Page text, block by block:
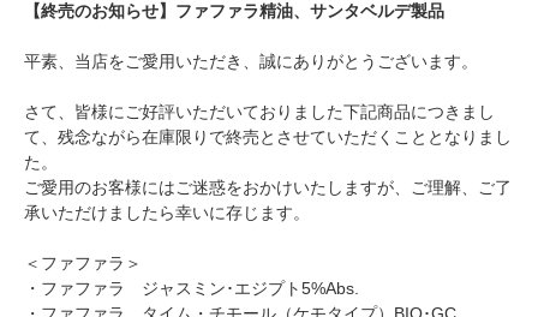
【終売のお知らせ】ファファラ精油、サンタベルデ製品
平素、当店をご愛用いただき、誠にありがとうございます。
さて、皆様にご好評いただいておりました下記商品につきまし
て、残念ながら在庫限りで終売とさせていただくこととなりまし
た。
ご愛用のお客様にはご迷惑をおかけいたしますが、ご理解、ご了
承いただけましたら幸いに存じます。
＜ファファラ＞
・ファファラ ジャスミン･エジプト5%Abs.